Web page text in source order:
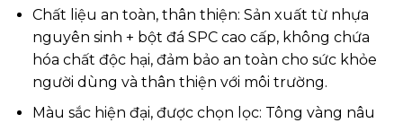
Chất liệu an toàn, thân thiện: Sản xuất từ nhựa
nguyên sinh + bột đá SPC cao cấp, không chứa
hóa chất độc hại, đảm bảo an toàn cho sức khỏe
người dùng và thân thiện với môi trường.
Màu sắc hiện đại, được chọn lọc: Tông vàng nâu